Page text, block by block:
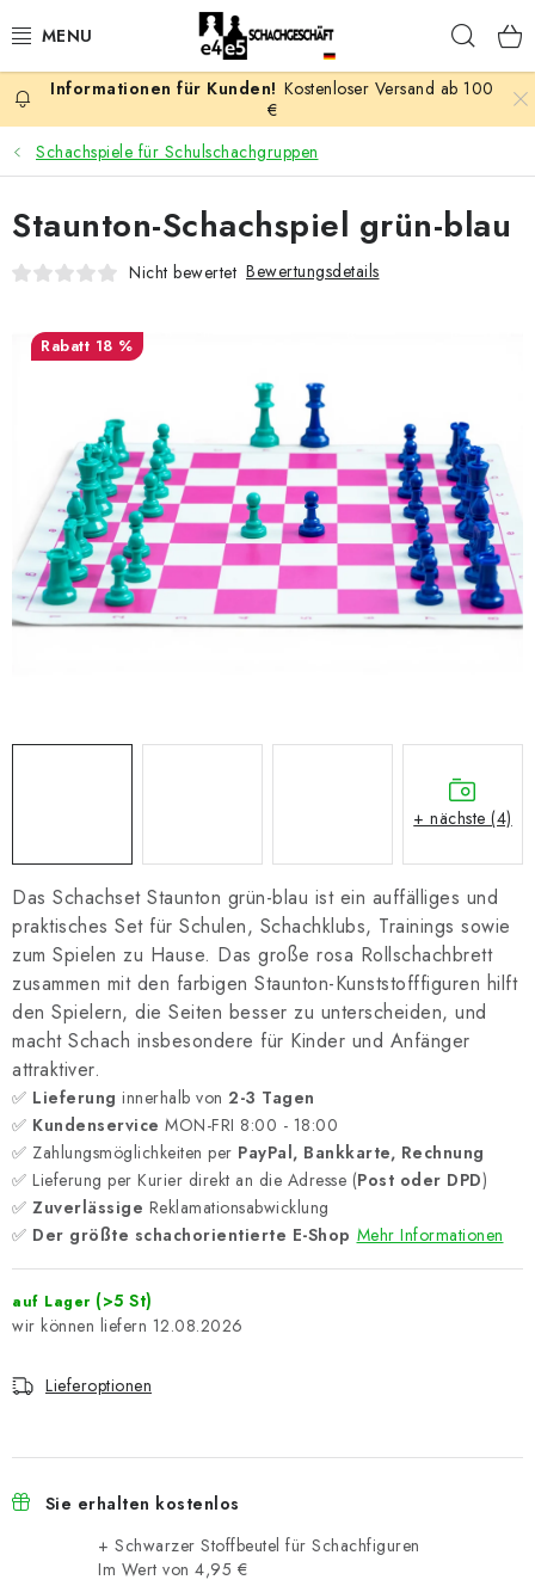
Inhalt
AKTION
SCHACHSPIELE
SCHACHFIGUREN
SCHACHBRETTER
SCHACHUHREN
SCHACHBÜCHER
SCHACH-ANTIQUITÄTENLADEN
SCHACH ONLINE
SCHACH-MERCH
Geschäftsbedingungen
Kostenloser Versand ab 100
€
Schachspiele für Schulschachgruppen
Das Schachset Staunton grün-blau ist ein auffälliges und
praktisches Set für Schulen, Schachklubs, Trainings sowie
zum Spielen zu Hause. Das große rosa Rollschachbrett
zusammen mit den farbigen Staunton-Kunststofffiguren hilft
den Spielern, die Seiten besser zu unterscheiden, und
macht Schach insbesondere für Kinder und Anfänger
attraktiver.
✅ Lieferung innerhalb von 2-3 Tagen
✅ Kundenservice MON-FRI 8:00 - 18:00
✅ Zahlungsmöglichkeiten per PayPal, Bankkarte, Rechnung
✅ Lieferung per Kurier direkt an die Adresse (Post oder DPD)
✅ Zuverlässige Reklamationsabwicklung
✅ Der größte schachorientierte E-Shop Mehr Informationen
auf Lager (>5 St)
12.08.2026
Lieferoptionen
Sie erhalten kostenlos
+ Schwarzer Stoffbeutel für Schachfiguren
Im Wert von 4,95 €
Staunton-Schachspiel grün-blau
Nicht bewertet Bewertungsdetails
18 %
+ nächste (4)